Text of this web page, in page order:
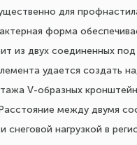
для
форма
из двух соединенных
удается создать
V-образных
между двумя
нагрузкой в